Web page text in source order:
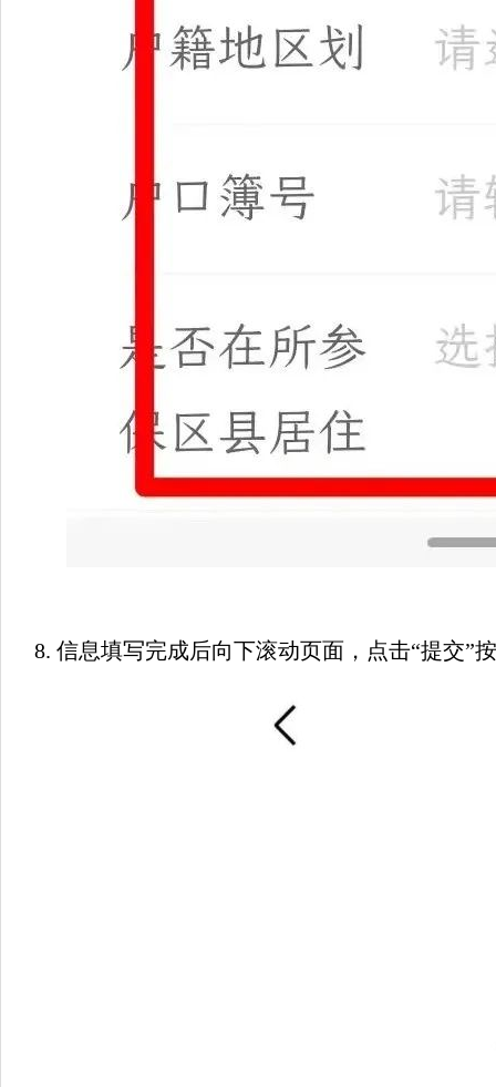
8. 信息填写完成后向下滚动页面，点击“提交”